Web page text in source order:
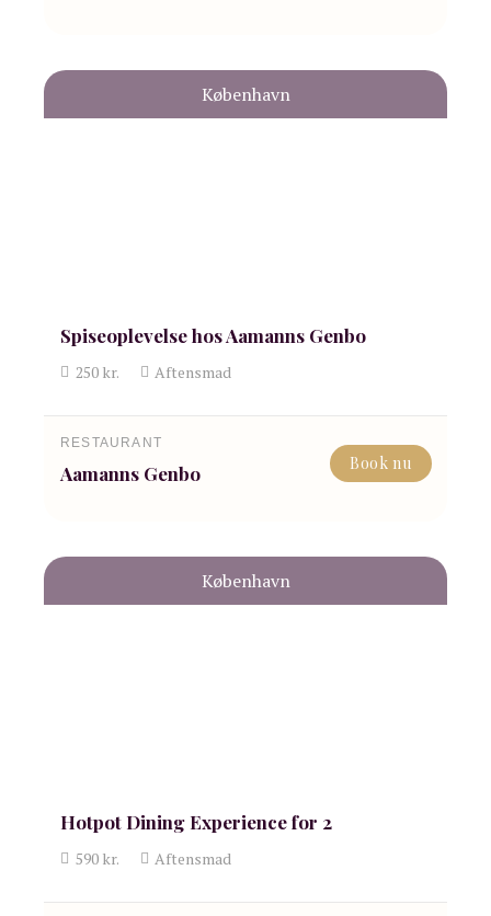
København
Spiseoplevelse hos Aamanns Genbo
250kr. Aftensmad
RESTAURANT
Aamanns Genbo Book nu
København
Hotpot Dining Experience for 2
590kr. Aftensmad